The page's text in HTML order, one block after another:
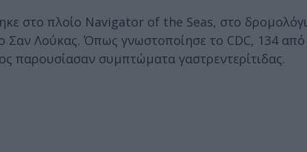
στο πλοίο Navigator of the Seas, στο
Σαν Λούκας. Όπως γνωστοποίησε το CDC, 134 από
παρουσίασαν συμπτώματα γαστρεντερίτιδας.